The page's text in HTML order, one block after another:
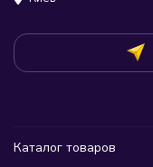
Каталог товаров